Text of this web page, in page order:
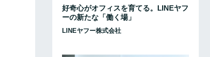
好奇心がオフィスを育てる。LINEヤフ
ーの新たな「働く場」
LINEヤフー株式会社